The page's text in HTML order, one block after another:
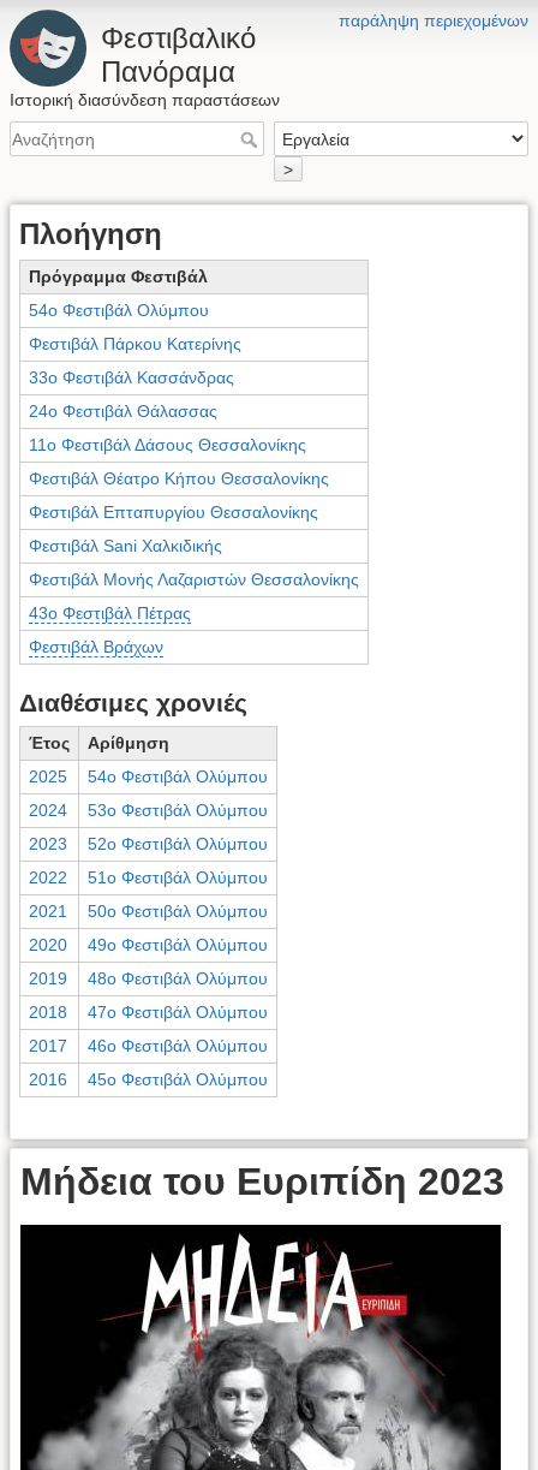
παράληψη περιεχομένων
Φεστιβαλικό
Πανόραμα
Ιστορική διασύνδεση παραστάσεων
>
Πλοήγηση
Πρόγραμμα Φεστιβάλ
54ο Φεστιβάλ Ολύμπου
Φεστιβάλ Πάρκου Κατερίνης
33ο Φεστιβάλ Κασσάνδρας
24ο Φεστιβάλ Θάλασσας
11ο Φεστιβάλ Δάσους Θεσσαλονίκης
Φεστιβάλ Θέατρο Κήπου Θεσσαλονίκης
Φεστιβάλ Επταπυργίου Θεσσαλονίκης
Φεστιβάλ Sani Χαλκιδικής
Φεστιβάλ Μονής Λαζαριστών Θεσσαλονίκης
43ο Φεστιβάλ Πέτρας
Φεστιβάλ Βράχων
Διαθέσιμες χρονιές
Έτος
Αρίθμηση
2025
54ο Φεστιβάλ Ολύμπου
2024
53ο Φεστιβάλ Ολύμπου
2023
52ο Φεστιβάλ Ολύμπου
2022
51ο Φεστιβάλ Ολύμπου
2021
50ο Φεστιβάλ Ολύμπου
2020
49ο Φεστιβάλ Ολύμπου
2019
48ο Φεστιβάλ Ολύμπου
2018
47ο Φεστιβάλ Ολύμπου
2017
46ο Φεστιβάλ Ολύμπου
2016
45ο Φεστιβάλ Ολύμπου
Μήδεια του Ευριπίδη 2023